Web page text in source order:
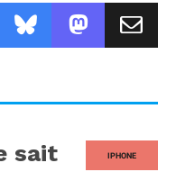
IPHONE
sait